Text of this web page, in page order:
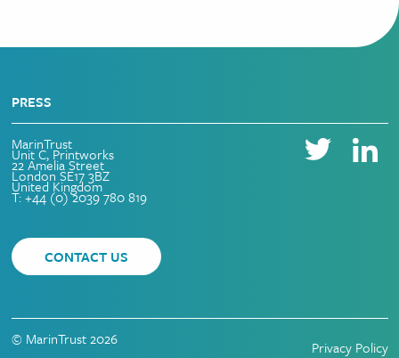
PRESS
MarinTrust
Unit C, Printworks
22 Amelia Street
London SE17 3BZ
United Kingdom
T: +44 (0) 2039 780 819
CONTACT US
© MarinTrust 2026 Privacy Policy